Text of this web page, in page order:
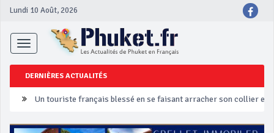
Lundi 10 Août, 2026
Toggle
navigation
DERNIÈRES ACTUALITÉS
Un touriste français blessé en se faisant arracher son collier en
Phuket Peranakan Festival